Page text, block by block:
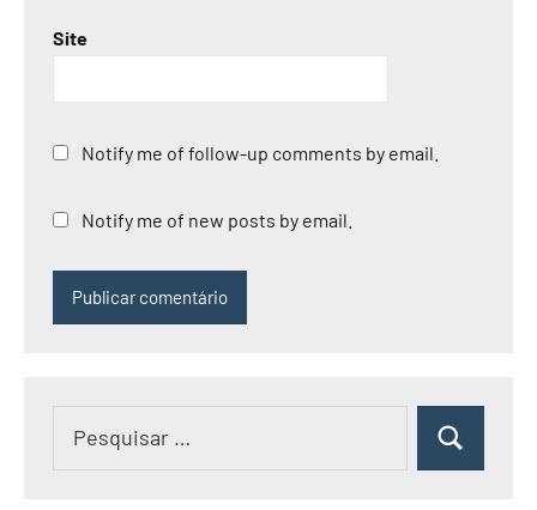
Site
Notify me of follow-up comments by email.
Notify me of new posts by email.
Pesquisar